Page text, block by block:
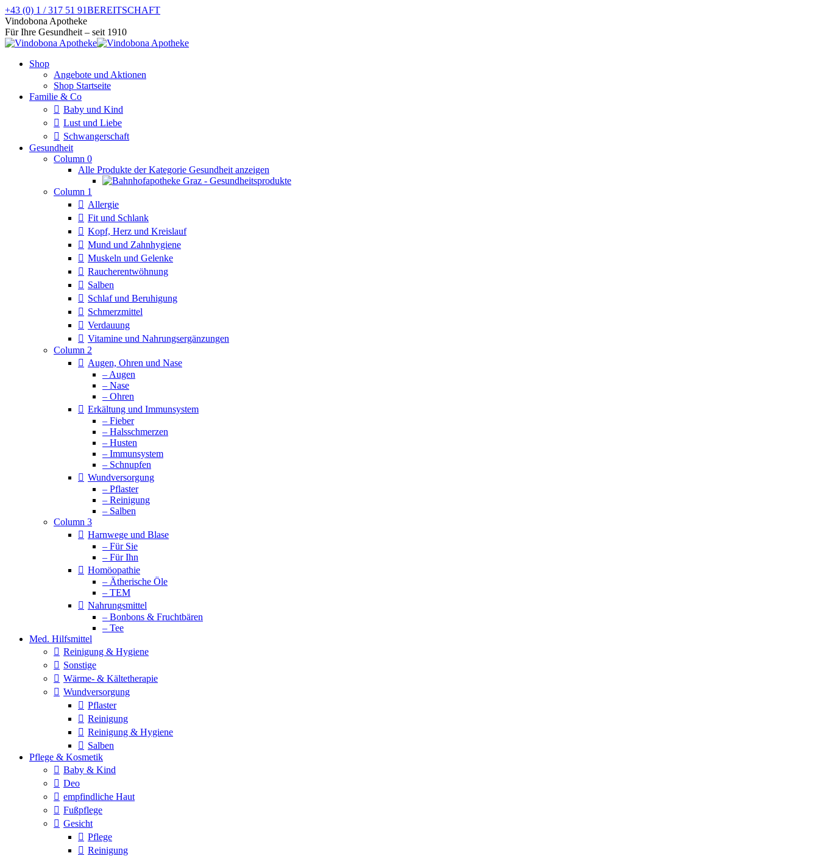
Zum
Inhalt
springen
+43 (0) 1 / 317 51 91BEREITSCHAFT
Facebook
page
opens
new
Instagram
page
opens
new
Vindobona Apotheke
Für Ihre Gesundheit – seit 1910
Shop
Angebote und Aktionen
Shop Startseite
Familie & Co
Baby und Kind
Lust und Liebe
Schwangerschaft
Gesundheit
Column 0
Alle Produkte der Kategorie Gesundheit anzeigen
Column 1
Allergie
Fit und Schlank
Kopf, Herz und Kreislauf
Mund und Zahnhygiene
Muskeln und Gelenke
Raucherentwöhnung
Salben
Schlaf und Beruhigung
Schmerzmittel
Verdauung
Vitamine und Nahrungsergänzungen
Column 2
Augen, Ohren und Nase
– Augen
– Nase
– Ohren
Erkältung und Immunsystem
– Fieber
– Halsschmerzen
– Husten
– Immunsystem
– Schnupfen
Wundversorgung
– Pflaster
– Reinigung
– Salben
Column 3
Harnwege und Blase
– Für Sie
– Für Ihn
Homöopathie
– Ätherische Öle
– TEM
Nahrungsmittel
– Bonbons & Fruchtbären
– Tee
Med. Hilfsmittel
Reinigung & Hygiene
Sonstige
Wärme- & Kältetherapie
Wundversorgung
Pflaster
Reinigung
Reinigung & Hygiene
Salben
Pflege & Kosmetik
Baby & Kind
Deo
empfindliche Haut
Fußpflege
Gesicht
Pflege
Reinigung